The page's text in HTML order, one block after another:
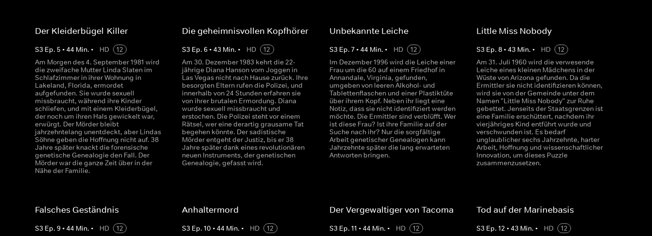
Der Kleiderbügel-Killer
S3 Ep. 5 • 44 Min. • HD
12
Am Morgen des 4. September 1981 wird
die zweifache Mutter Linda Slaten im
Schlafzimmer in ihrer Wohnung in
Lakeland, Florida, ermordet
aufgefunden. Sie wurde sexuell
missbraucht, während ihre Kinder
schliefen, und mit einem Kleiderbügel,
der noch um ihren Hals gewickelt war,
erwürgt. Der Mörder bleibt
jahrzehntelang unentdeckt, aber Lindas
Söhne geben die Hoffnung nicht auf. 38
Jahre später knackt die forensische
genetische Genealogie den Fall. Der
Mörder war die ganze Zeit über in der
Nähe der Familie.
Die geheimnisvollen Kopfhörer
S3 Ep.6 •43 Min. • HD
12
Am 30. Dezember 1983 kehrt die 22-
jährige Diana Hanson vom Joggen in
Las Vegas nicht nach Hause zurück. Ihre
besorgten Eltern rufen die Polizei, und
innerhalb von 24 Stunden erfahren sie
von ihrer brutalen Ermordung. Diana
wurde sexuell missbraucht und
erstochen. Die Polizei steht vor einem
Rätsel, wer eine derartig grausame Tat
begehen könnte. Der sadistische
Mörder entgeht der Justiz, bis er 38
Jahre später dank eines revolutionären
neuen Instruments, der genetischen
Genealogie, gefasst wird.
Unbekannte Leiche
S3 Ep. 7• 44 Min. • HD
12
Im Dezember 1996 wird die Leiche einer
Frau um die 60 auf einem Friedhof in
Annandale, Virginia, gefunden,
umgeben von leeren Alkohol- und
Tablettenflaschen und einer Plastiktüte
über ihrem Kopf. Neben ihr liegt eine
Notiz, dass sie nicht identifiziert werden
möchte. Die Ermittler sind verblüfft. Wer
ist diese Frau? Ist ihre Familie auf der
Suche nach ihr? Nur die sorgfältige
Arbeit genetischer Genealogen kann
Jahrzehnte später die lang erwarteten
Antworten bringen.
Little Miss Nobody
S3 Ep. 8• 43 Min. • HD
12
Am 31. Juli 1960 wird die verwesende
Leiche eines kleinen Mädchens in der
Wüste von Arizona gefunden. Da die
Ermittler sie nicht identifizieren können,
wird sie von der Gemeinde unter dem
Namen "Little Miss Nobody" zur Ruhe
gebettet. Jenseits der Staatsgrenzen ist
eine Familie erschüttert, nachdem ihr
vierjähriges Kind entführt wurde und
verschwunden ist. Es bedarf
unglaublicher sechs Jahrzehnte, harter
Arbeit, Hoffnung und wissenschaftlicher
Innovation, um dieses Puzzle
zusammenzusetzen.
Falsches Geständnis
S3 Ep. 9 • 44 Min. • HD
12
Anhaltermord
S3 Ep.10 •44 Min. • HD
12
Der Vergewaltiger von Tacoma
S3 Ep. 11 • 44 Min. • HD
12
Tod auf der Marinebasis
S3 Ep. 12 • 43 Min. • HD
12